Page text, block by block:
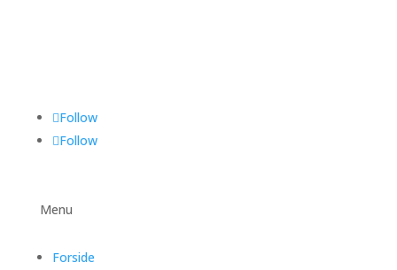
Follow
Follow
Menu
Forside